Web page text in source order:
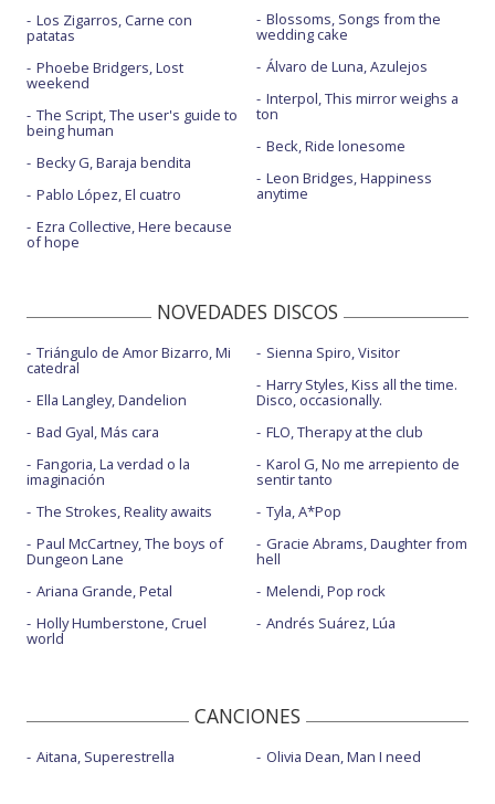
Los Zigarros, Carne con
patatas
Phoebe Bridgers, Lost
weekend
The Script, The user's guide to
being human
Becky G, Baraja bendita
Pablo López, El cuatro
Ezra Collective, Here because
of hope
Blossoms, Songs from the
wedding cake
Álvaro de Luna, Azulejos
Interpol, This mirror weighs a
ton
Beck, Ride lonesome
Leon Bridges, Happiness
anytime
NOVEDADES DISCOS
Triángulo de Amor Bizarro, Mi
catedral
Ella Langley, Dandelion
Bad Gyal, Más cara
Fangoria, La verdad o la
imaginación
The Strokes, Reality awaits
Paul McCartney, The boys of
Dungeon Lane
Ariana Grande, Petal
Holly Humberstone, Cruel
world
Sienna Spiro, Visitor
Harry Styles, Kiss all the time.
Disco, occasionally.
FLO, Therapy at the club
Karol G, No me arrepiento de
sentir tanto
Tyla, A*Pop
Gracie Abrams, Daughter from
hell
Melendi, Pop rock
Andrés Suárez, Lúa
CANCIONES
Aitana, Superestrella Olivia Dean, Man I need